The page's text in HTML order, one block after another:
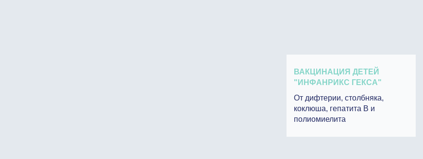
ВАКЦИНАЦИЯ ДЕТЕЙ
"ИНФАНРИКС ГЕКСА"
От дифтерии, столбняка,
коклюша, гепатита В и
полиомиелита